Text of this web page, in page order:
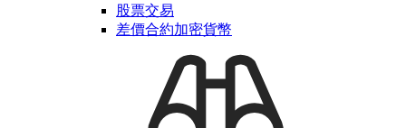
股票交易
差價合約加密貨幣